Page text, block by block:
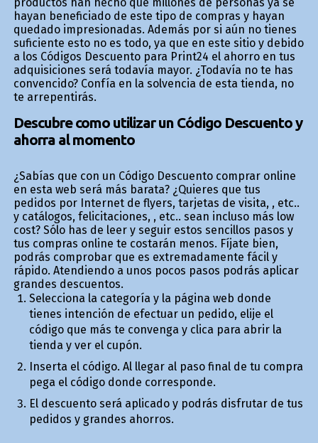
productos han hecho que millones de personas ya se
hayan beneficiado de este tipo de compras y hayan
quedado impresionadas. Además por si aún no tienes
suficiente esto no es todo, ya que en este sitio y debido
a los Códigos Descuento para Print24 el ahorro en tus
adquisiciones será todavía mayor. ¿Todavía no te has
convencido? Confía en la solvencia de esta tienda, no
te arrepentirás.
Descubre como utilizar un Código Descuento y
ahorra al momento
¿Sabías que con un Código Descuento comprar online
en esta web será más barata? ¿Quieres que tus
pedidos por Internet de flyers, tarjetas de visita, , etc..
y catálogos, felicitaciones, , etc.. sean incluso más low
cost? Sólo has de leer y seguir estos sencillos pasos y
tus compras online te costarán menos. Fíjate bien,
podrás comprobar que es extremadamente fácil y
rápido. Atendiendo a unos pocos pasos podrás aplicar
grandes descuentos.
Selecciona la categoría y la página web donde
tienes intención de efectuar un pedido, elije el
código que más te convenga y clica para abrir la
tienda y ver el cupón.
Inserta el código. Al llegar al paso final de tu compra
pega el código donde corresponde.
El descuento será aplicado y podrás disfrutar de tus
pedidos y grandes ahorros.